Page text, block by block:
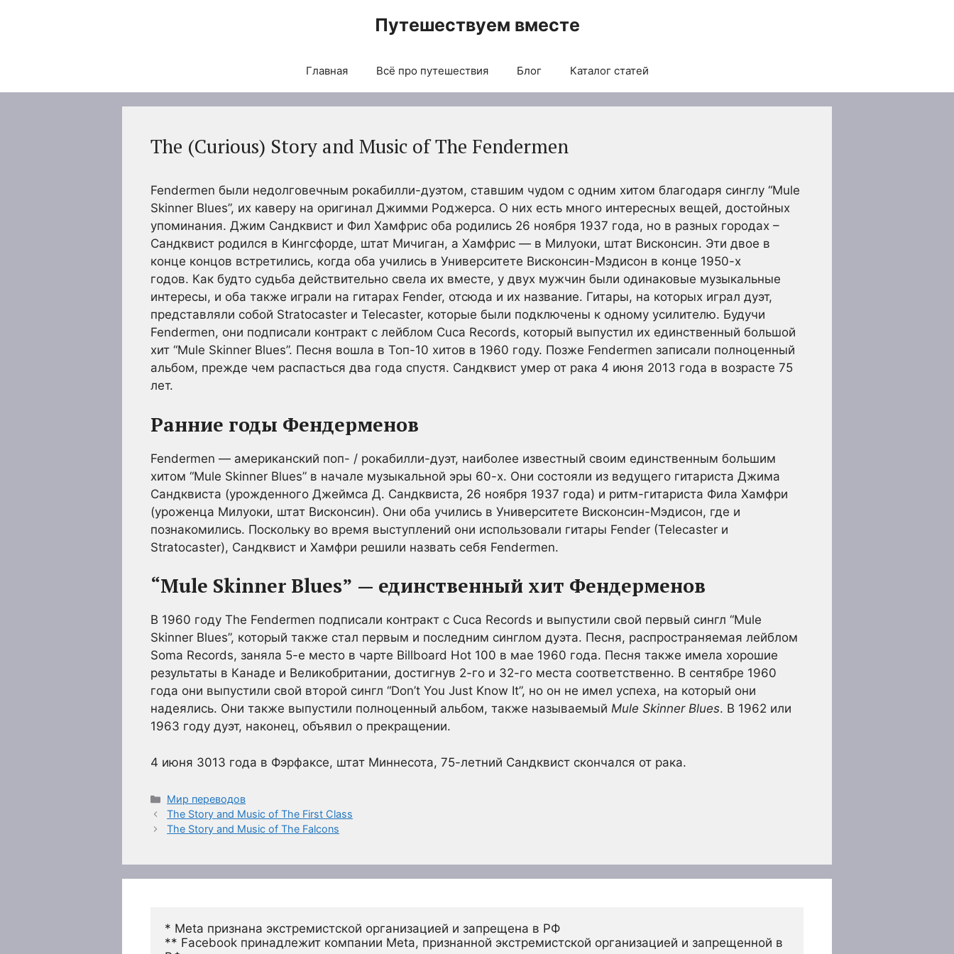
Путешествуем вместе
Главная Всё про путешествия Блог Каталог статей
The (Curious) Story and Music of The Fendermen
Fendermen были недолговечным рокабилли-дуэтом, ставшим чудом с одним хитом благодаря синглу “Mule
Skinner Blues”, их каверу на оригинал Джимми Роджерса. О них есть много интересных вещей, достойных
упоминания. Джим Сандквист и Фил Хамфрис оба родились 26 ноября 1937 года, но в разных городах –
Сандквист родился в Кингсфорде, штат Мичиган, а Хамфрис — в Милуоки, штат Висконсин. Эти двое в
конце концов встретились, когда оба учились в Университете Висконсин-Мэдисон в конце 1950-х
годов. Как будто судьба действительно свела их вместе, у двух мужчин были одинаковые музыкальные
интересы, и оба также играли на гитарах Fender, отсюда и их название. Гитары, на которых играл дуэт,
представляли собой Stratocaster и Telecaster, которые были подключены к одному усилителю. Будучи
Fendermen, они подписали контракт с лейблом Cuca Records, который выпустил их единственный большой
хит “Mule Skinner Blues”. Песня вошла в Топ-10 хитов в 1960 году. Позже Fendermen записали полноценный
альбом, прежде чем распасться два года спустя. Сандквист умер от рака 4 июня 2013 года в возрасте 75
лет.
Ранние годы Фендерменов
Fendermen — американский поп- / рокабилли-дуэт, наиболее известный своим единственным большим
хитом “Mule Skinner Blues” в начале музыкальной эры 60-х. Они состояли из ведущего гитариста Джима
Сандквиста (урожденного Джеймса Д. Сандквиста, 26 ноября 1937 года) и ритм-гитариста Фила Хамфри
(уроженца Милуоки, штат Висконсин). Они оба учились в Университете Висконсин-Мэдисон, где и
познакомились. Поскольку во время выступлений они использовали гитары Fender (Telecaster и
Stratocaster), Сандквист и Хамфри решили назвать себя Fendermen.
“Mule Skinner Blues” — единственный хит Фендерменов
В 1960 году The Fendermen подписали контракт с Cuca Records и выпустили свой первый сингл “Mule
Skinner Blues”, который также стал первым и последним синглом дуэта. Песня, распространяемая лейблом
Soma Records, заняла 5-е место в чарте Billboard Hot 100 в мае 1960 года. Песня также имела хорошие
результаты в Канаде и Великобритании, достигнув 2-го и 32-го места соответственно. В сентябре 1960
года они выпустили свой второй сингл “Don’t You Just Know It”, но он не имел успеха, на который они
надеялись. Они также выпустили полноценный альбом, также называемый Mule Skinner Blues. В 1962 или
1963 году дуэт, наконец, объявил о прекращении.
4 июня 3013 года в Фэрфаксе, штат Миннесота, 75-летний Сандквист скончался от рака.
Рубрики
Мир переводов
The Story and Music of The First Class
The Story and Music of The Falcons
* Meta признана экстремистской организацией и запрещена в РФ
** Facebook принадлежит компании Meta, признанной экстремистской организацией и запрещенной в